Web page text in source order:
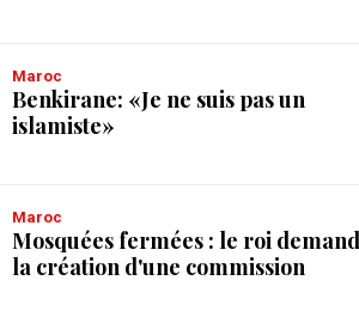
Maroc
Benkirane: «Je ne suis pas un
islamiste»
Maroc
Mosquées fermées : le roi
la création d'une commission